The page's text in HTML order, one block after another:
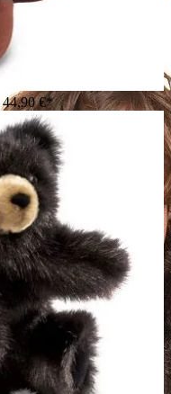
mit ausgebreiteten
einem Ast
44,90 €*